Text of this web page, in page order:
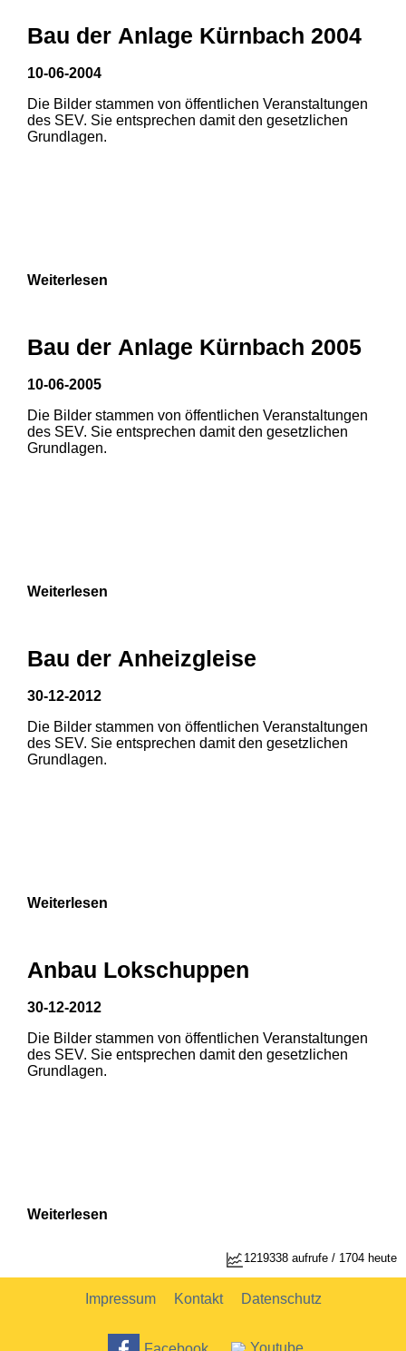
1 2 3
1 2
2
Bau der Anlage Kürnbach 2004
10-06-2004
Die Bilder stammen von öffentlichen Veranstaltungen
des SEV. Sie entsprechen damit den gesetzlichen
Grundlagen.
Weiterlesen
Bau der Anlage Kürnbach 2005
10-06-2005
Die Bilder stammen von öffentlichen Veranstaltungen
des SEV. Sie entsprechen damit den gesetzlichen
Grundlagen.
Weiterlesen
Bau der Anheizgleise
30-12-2012
Die Bilder stammen von öffentlichen Veranstaltungen
des SEV. Sie entsprechen damit den gesetzlichen
Grundlagen.
Weiterlesen
Anbau Lokschuppen
30-12-2012
Die Bilder stammen von öffentlichen Veranstaltungen
des SEV. Sie entsprechen damit den gesetzlichen
Grundlagen.
Weiterlesen
1219338 aufrufe / 1704 heute
Impressum Kontakt Datenschutz